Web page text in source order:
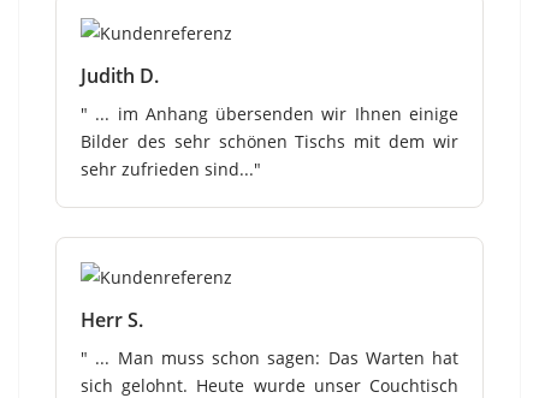
Judith D.
" ... im Anhang übersenden wir Ihnen einige
Bilder des sehr schönen Tischs mit dem wir
sehr zufrieden sind..."
Herr S.
" ... Man muss schon sagen: Das Warten hat
sich gelohnt. Heute wurde unser Couchtisch